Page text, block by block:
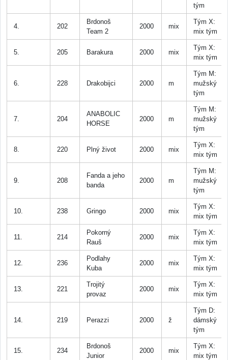
tým
4. 202
Brdonoš
Team 2
2000 mix
Tým X:
mix tým
5. 205 Barakura 2000 mix
Tým X:
mix tým
6. 228 Drakobijci 2000 m
Tým M:
mužský
tým
7. 204
ANABOLIC
HORSE
2000 m
Tým M:
mužský
tým
8. 220 Plný život 2000 mix
Tým X:
mix tým
9. 208
Fanda a jeho
banda
2000 m
Tým M:
mužský
tým
10. 238 Gringo 2000 mix
Tým X:
mix tým
11. 214
Pokorný
Rauš
2000 mix
Tým X:
mix tým
12. 236
Podlahy
Kuba
2000 mix
Tým X:
mix tým
13. 221
Trojitý
provaz
2000 mix
Tým X:
mix tým
14. 219 Perazzi 2000 ž
Tým D:
dámský
tým
15. 234
Brdonoš
Junior
2000 mix
Tým X:
mix tým